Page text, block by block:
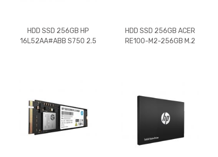
HDD SSD 256GB HP
16L52AA#ABB S750 2.5
HDD SSD 256GB ACER
RE100-M2-256GB M.2